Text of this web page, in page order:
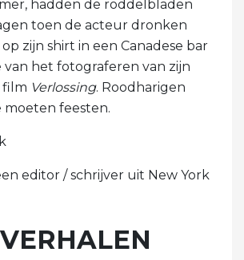
hadden de roddelbladen
toen de acteur dronken
zijn shirt in een Canadese bar
van het fotograferen van zijn
film Verlossing. Roodharigen
moeten feesten.
editor / schrijver uit New York